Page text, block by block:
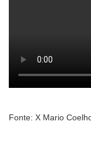
Fonte: X Mario